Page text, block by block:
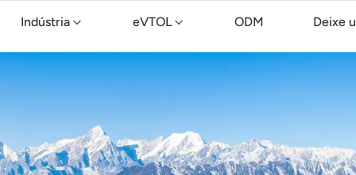
Indústria eVTOL ODM Deixe